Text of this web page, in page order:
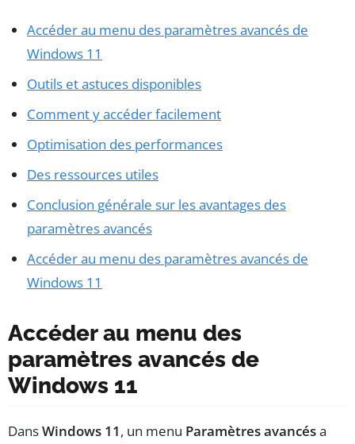
Accéder au menu des paramètres avancés de
Windows 11
Outils et astuces disponibles
Comment y accéder facilement
Optimisation des performances
Des ressources utiles
Conclusion générale sur les avantages des
paramètres avancés
Accéder au menu des paramètres avancés de
Windows 11
Accéder au menu des
paramètres avancés de
Windows 11
DansWindows 11, un menu Paramètres avancésa